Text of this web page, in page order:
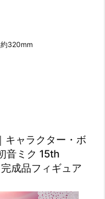
約320mm
キャラクター・ボ
音ミク 15th
成品フィギュア